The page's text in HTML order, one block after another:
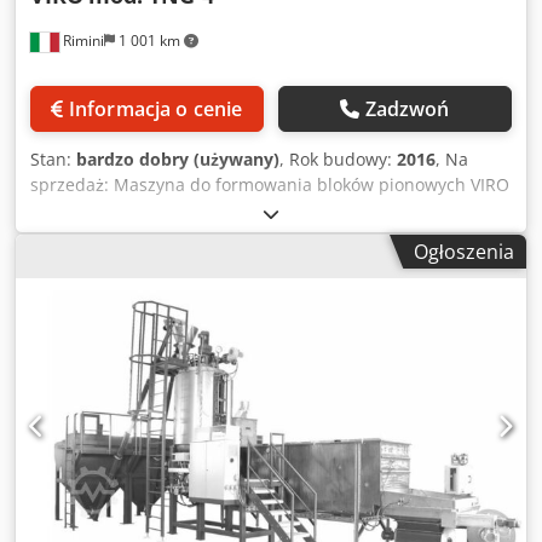
Rimini 1 001 km
Informacja o cenie Zadzwoń
Stan: bardzo dobry (używany), Rok budowy: 2016, Na
sprzedaż: Maszyna do formowania bloków pionowych VIRO
model TNG-4 Specyfikacja: • Rok produkcji: 2016 • Wymiary
bloku: - Wysokość 4100 mm - Głębokość 1300 mm -
Szerokość 1040 mm Cjdpopwbmbefx Apboha - Objętość
bloki/godz. - Gęstość 17-19 g/l: 18-20 bloki/godz. - Gęstość
20-23 g/l: 16-18 bloki/godz. - Gęstość 24-28 g/l: 14-15
bloki/godz. - Gęstość 29-35 g/l: 12-14 bloki/godz. • System
napełniania: - Pojemność silosu: 10 m³ -
Wysokociśnieniowa dmuchawa ssąca: 11 kW - Średnica
napełniania: 300 mm - Napęd: hydrauliczny • Mechanika: -
System hydrauliczny: 15 kW - Wyjmowanie formy:
hydrauliczne - Ruch drzwi: hydrauliczny • Wyposażenie
elektryczne: - Serwowzmacniacze: Mitsubishi -
Ogłoszenia